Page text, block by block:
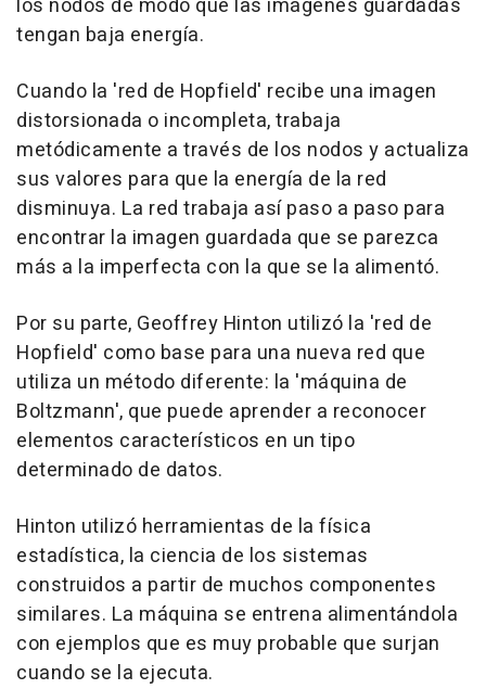
los nodos de modo que las imágenes guardadas
tengan baja energía.
Cuando la 'red de Hopfield' recibe una imagen
distorsionada o incompleta, trabaja
metódicamente a través de los nodos y actualiza
sus valores para que la energía de la red
disminuya. La red trabaja así paso a paso para
encontrar la imagen guardada que se parezca
más a la imperfecta con la que se la alimentó.
Por su parte, Geoffrey Hinton utilizó la 'red de
Hopfield' como base para una nueva red que
utiliza un método diferente: la 'máquina de
Boltzmann', que puede aprender a reconocer
elementos característicos en un tipo
determinado de datos.
Hinton utilizó herramientas de la física
estadística, la ciencia de los sistemas
construidos a partir de muchos componentes
similares. La máquina se entrena alimentándola
con ejemplos que es muy probable que surjan
cuando se la ejecuta.